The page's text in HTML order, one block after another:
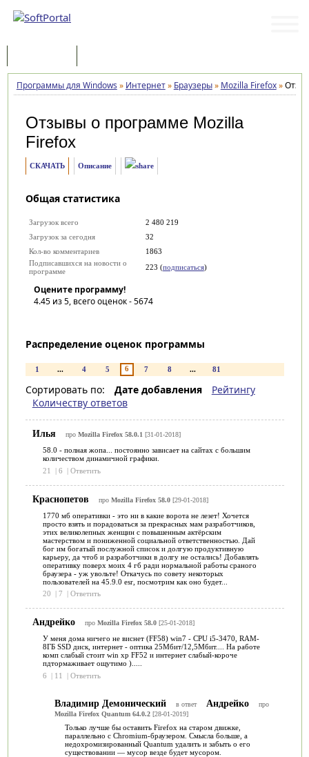
Программы для Windows » Интернет» Браузеры» Mozilla Firefox»
Отзывы о программе Mozilla
Firefox
СКАЧАТЬ Описание
Общая статистика
Загрузок всего
2 480 219
Загрузок за сегодня
32
Кол-во комментариев
1863
Подписавшихся на новости о
программе
223 (подписаться)
Оцените программу!
4.45из 5, всего оценок -5674
Распределение оценок программы
1 ... 4 5 6 7 8 ... 81
Сортировать по: Дате добавления
Рейтингу
Количеству ответов
Илья про Mozilla Firefox 58.0.1 [31-01-2018]
58.0 - полная жопа... постоянно зависает на сайтах с большим
количеством динамичной графики.
21
| 6 | Ответить
Краснопетов про Mozilla Firefox 58.0[29-01-2018]
1770 мб оперативки - это ни в какие ворота не лезет! Хочется
просто взять и порадоваться за прекрасных мам разработчиков,
этих великолепных женщин с повышенным актёрским
мастерством и пониженной социальной ответственностью. Дай
бог им богатый послужной список и долгую продуктивную
карьеру, да чтоб и разработчики в долгу не остались! Добавлять
оперативку поверх моих 4 гб ради нормальной работы сраного
браузера - уж увольте! Откачусь по совету некоторых
пользователей на 45.9.0 esr, посмотрим как оно будет...
20
| 7 | Ответить
Андрейко про Mozilla Firefox 58.0[25-01-2018]
У меня дома ничего не виснет (FF58) win7 - CPU i5-3470, RAM-
8ГБ SSD диск, интернет - оптика 25Мбит/12,5Мбит.... На работе
комп слабый стоит win xp FF52 и интернет слабый-короче
пдтормаживает ощутимо ).....
6
| 11 | Ответить
Владимир Демонический в ответ Андрейко
про
Mozilla Firefox Quantum 64.0.2[28-01-2019]
Только лучше бы оставить Firefox на старом движке,
параллельно с Chromium-браузером. Смысла больше, а
недохромизированный Quantum удалить и забыть о его
существовании — мусор везде будет мусором.